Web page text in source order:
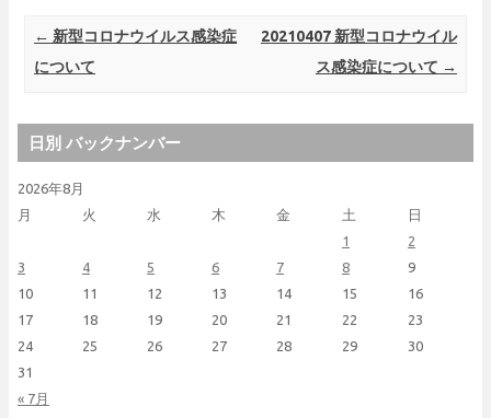
Post navigation
← 新型コロナウイルス感染症
について
20210407 新型コロナウイル
ス感染症について →
日別 バックナンバー
2026年8月
月
火 水 木 金 土 日
« 7月
1
2
3
4 5 6 7 8
9
10
11 12 13 14 15
16
17
18 19 20 21 22
23
24
25 26 27 28 29
30
31